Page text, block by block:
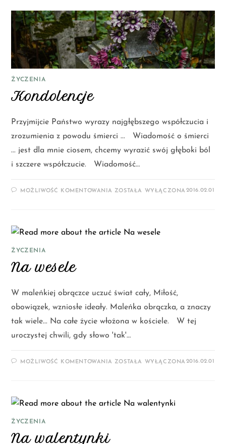
ŻYCZENIA
Kondolencje
Przyjmijcie Państwo wyrazy najgłębszego współczucia i
zrozumienia z powodu śmierci ... Wiadomość o śmierci
... jest dla mnie ciosem, chcemy wyrazić swój głęboki ból
i szczere współczucie. Wiadomość…
MOŻLIWOŚĆ KOMENTOWANIA ZOSTAŁA WYŁĄCZONA 2016.02.01
ŻYCZENIA
Na wesele
W maleńkiej obrączce uczuć świat cały, Miłość,
obowiązek, wzniosłe ideały. Maleńka obrączka, a znaczy
tak wiele... Na całe życie włożona w kościele. W tej
uroczystej chwili, gdy słowo 'tak'…
MOŻLIWOŚĆ KOMENTOWANIA ZOSTAŁA WYŁĄCZONA 2016.02.01
ŻYCZENIA
Na walentynki